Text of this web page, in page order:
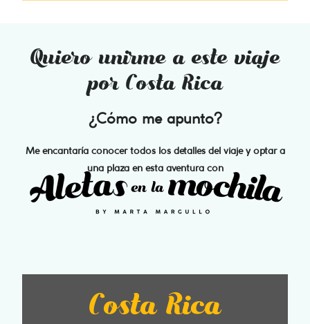
Quiero unirme a este viaje
por Costa Rica
¿Cómo me apunto?
Me encantaría conocer todos los detalles del viaje y optar a
una plaza en esta aventura con
Costa Rica